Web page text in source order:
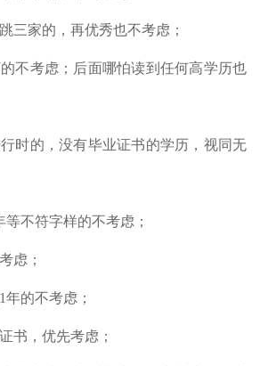
三家的，再优秀也不考虑；
不考虑；后面哪怕读到任何高学历也
时的，没有毕业证书的学历，视同无
不符字样的不考虑；
虑；
的不考虑；
书，优先考虑；